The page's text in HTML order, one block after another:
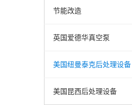
节能改造
英国爱德华真空泵
美国纽曼泰克后处理设备
美国昆西后处理设备